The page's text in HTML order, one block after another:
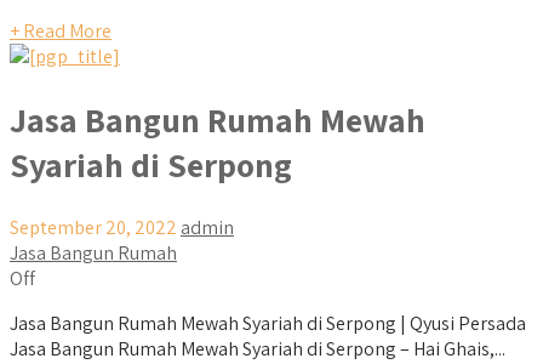
+ Read More
Jasa Bangun Rumah Mewah
Syariah di Serpong
September 20, 2022 admin
Jasa Bangun Rumah
Off
Jasa Bangun Rumah Mewah Syariah di Serpong | Qyusi Persada
Jasa Bangun Rumah Mewah Syariah di Serpong – Hai Ghais,...